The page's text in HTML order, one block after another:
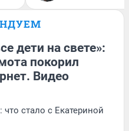
дети на свете»:
покорил
Видео
стало с Екатериной